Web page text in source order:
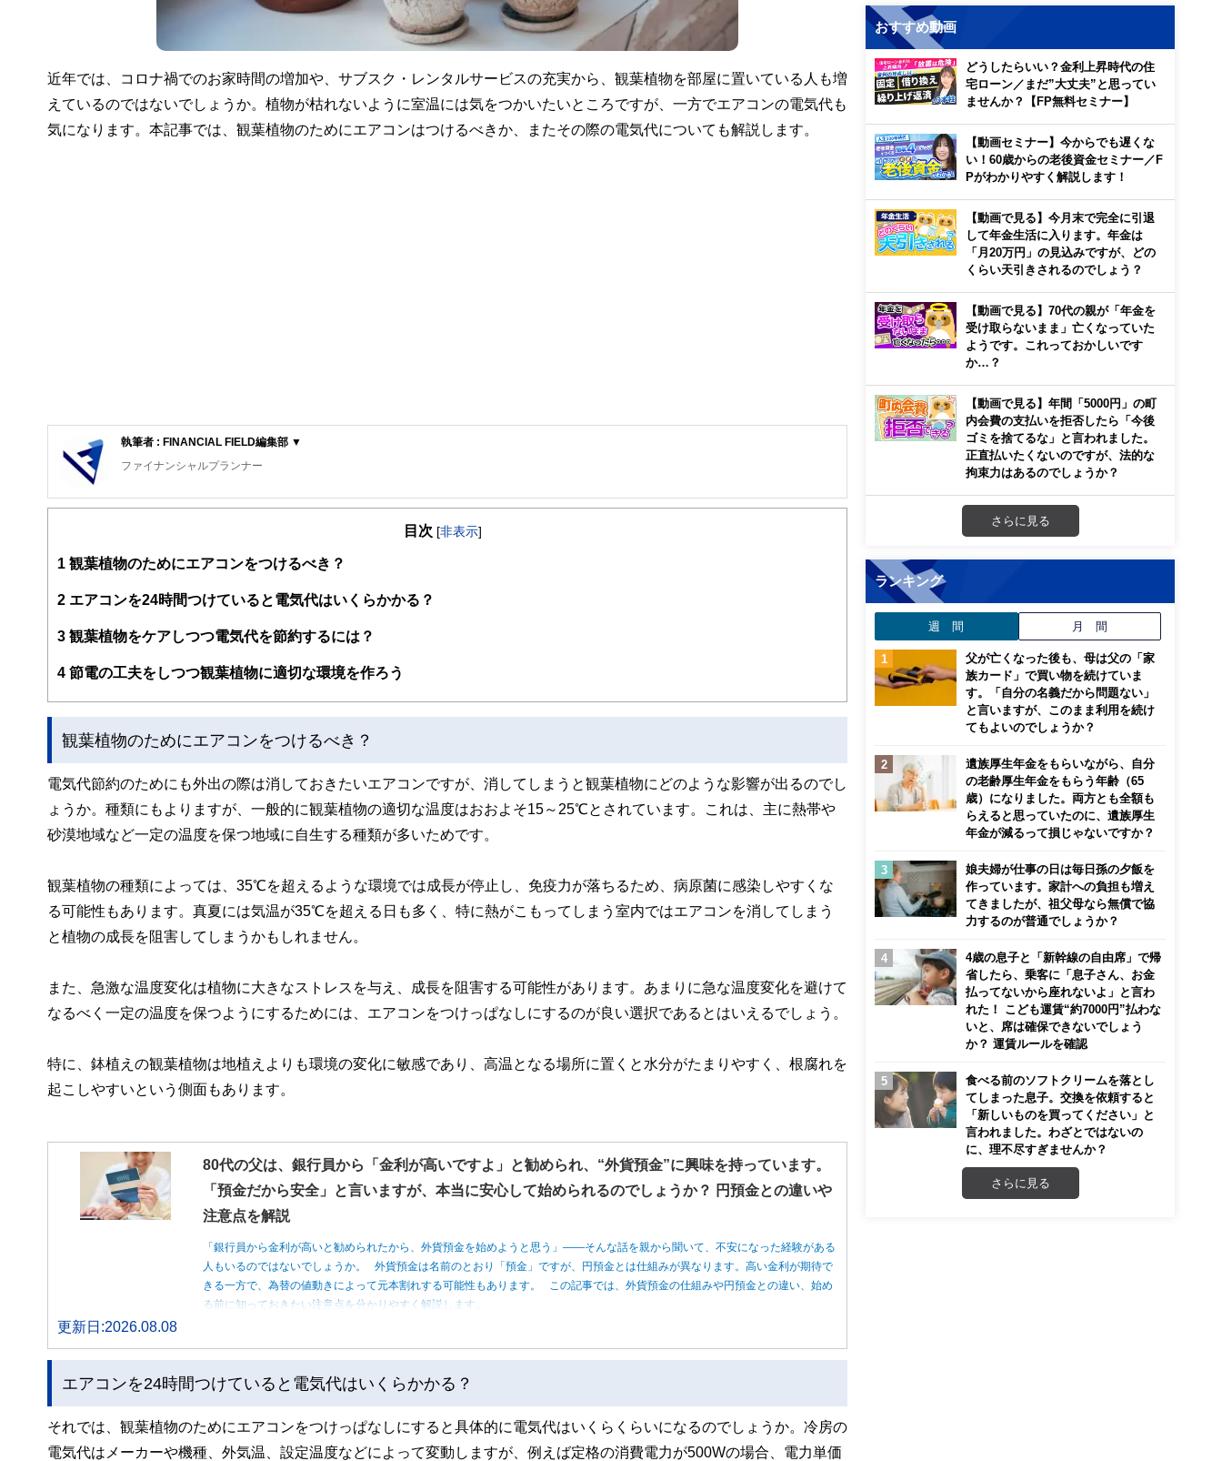
近年では、コロナ禍でのお家時間の増加や、サブスク・レンタルサービスの充実から、観葉植物を部屋に置いている人も増
えているのではないでしょうか。植物が枯れないように室温には気をつかいたいところですが、一方でエアコンの電気代も
気になります。本記事では、観葉植物のためにエアコンはつけるべきか、またその際の電気代についても解説します。
執筆者 : FINANCIAL FIELD編集部 ▼
ファイナンシャルプランナー
FinancialField編集部は、金融、経済に関する記事を、日々の暮らしにどのような影響を与えるかという視点で、お金の知識がない方でも理解でき
案から記事掲載まですべての工程に関わることで、読者目線のコンテンツを追求しています。
FinancialFieldの特徴は、ファイナンシャルプランナー、弁護士、税理士、宅地建物取引士、相続診断士、住宅ローンアドバイザー、DCプランナ
ー、公認会計士、社会保険労務士、行政書士、投資アナリスト、キャリアコンサルタントなど150名以上の有資格者を執筆者・監修者として迎
と、読み応えのあるコンテンツと確かな情報発信を実現しています。
私たちは、快適でより良い生活のアイデアを提供するお金のコンシェルジュを目指します。
目次 [非表示]
1 観葉植物のためにエアコンをつけるべき？
2 エアコンを24時間つけていると電気代はいくらかかる？
3 観葉植物をケアしつつ電気代を節約するには？
4 節電の工夫をしつつ観葉植物に適切な環境を作ろう
観葉植物のためにエアコンをつけるべき？
電気代節約のためにも外出の際は消しておきたいエアコンですが、消してしまうと観葉植物にどのような影響が出るのでし
ょうか。種類にもよりますが、一般的に観葉植物の適切な温度はおおよそ15～25℃とされています。これは、主に熱帯や
砂漠地域など一定の温度を保つ地域に自生する種類が多いためです。
観葉植物の種類によっては、35℃を超えるような環境では成長が停止し、免疫力が落ちるため、病原菌に感染しやすくな
る可能性もあります。真夏には気温が35℃を超える日も多く、特に熱がこもってしまう室内ではエアコンを消してしまう
と植物の成長を阻害してしまうかもしれません。
また、急激な温度変化は植物に大きなストレスを与え、成長を阻害する可能性があります。あまりに急な温度変化を避けて
なるべく一定の温度を保つようにするためには、エアコンをつけっぱなしにするのが良い選択であるとはいえるでしょう。
特に、鉢植えの観葉植物は地植えよりも環境の変化に敏感であり、高温となる場所に置くと水分がたまりやすく、根腐れを
起こしやすいという側面もあります。
80代の父は、銀行員から「金利が高いですよ」と勧められ、“外貨預金”に興味を持っています。
「預金だから安全」と言いますが、本当に安心して始められるのでしょうか？ 円預金との違いや
注意点を解説
「銀行員から金利が高いと勧められたから、外貨預金を始めようと思う」――そんな話を親から聞いて、不安になった経験がある
人もいるのではないでしょうか。 外貨預金は名前のとおり「預金」ですが、円預金とは仕組みが異なります。高い金利が期待で
きる一方で、為替の値動きによって元本割れする可能性もあります。 この記事では、外貨預金の仕組みや円預金との違い、始め
る前に知っておきたい注意点を分かりやすく解説します。
更新日:2026.08.08
エアコンを24時間つけていると電気代はいくらかかる？
それでは、観葉植物のためにエアコンをつけっぱなしにすると具体的に電気代はいくらくらいになるのでしょうか。冷房の
電気代はメーカーや機種、外気温、設定温度などによって変動しますが、例えば定格の消費電力が500Wの場合、電力単価
おすすめ動画
どうしたらいい？金利上昇時代の住
宅ローン／まだ”大丈夫”と思ってい
ませんか？【FP無料セミナー】
【動画セミナー】今からでも遅くな
い！60歳からの老後資金セミナー／F
Pがわかりやすく解説します！
【動画で見る】今月末で完全に引退
して年金生活に入ります。年金は
「月20万円」の見込みですが、どの
くらい天引きされるのでしょう？
【動画で見る】70代の親が「年金を
受け取らないまま」亡くなっていた
ようです。これっておかしいです
か…？
【動画で見る】年間「5000円」の町
内会費の支払いを拒否したら「今後
ゴミを捨てるな」と言われました。
正直払いたくないのですが、法的な
拘束力はあるのでしょうか？
さらに見る
ランキング
週 間 月 間
父が亡くなった後も、母は父の「家
族カード」で買い物を続けていま
す。「自分の名義だから問題ない」
と言いますが、このまま利用を続け
てもよいのでしょうか？
遺族厚生年金をもらいながら、自分
の老齢厚生年金をもらう年齢（65
歳）になりました。両方とも全額も
らえると思っていたのに、遺族厚生
年金が減るって損じゃないですか？
娘夫婦が仕事の日は毎日孫の夕飯を
作っています。家計への負担も増え
てきましたが、祖父母なら無償で協
力するのが普通でしょうか？
4歳の息子と「新幹線の自由席」で帰
省したら、乗客に「息子さん、お金
払ってないから座れないよ」と言わ
れた！ こども運賃“約7000円”払わな
いと、席は確保できないでしょう
か？ 運賃ルールを確認
食べる前のソフトクリームを落とし
てしまった息子。交換を依頼すると
「新しいものを買ってください」と
言われました。わざとではないの
に、理不尽すぎませんか？
さらに見る